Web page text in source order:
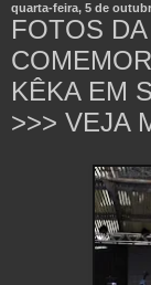
quarta-feira, 5 de
FOTOS
KÊKA EM
>>> VEJA